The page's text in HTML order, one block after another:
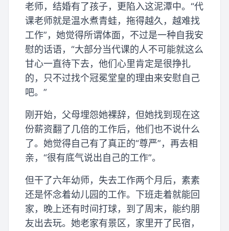
老师，结婚有了孩子，更陷入这泥潭中。“代
课老师就是温水煮青蛙，拖得越久，越难找
工作”，她觉得所谓体面，不过是一种自我安
慰的话语，“大部分当代课的人不可能就这么
甘心一直待下去，他们心里肯定是很挣扎
的，只不过找个冠冕堂皇的理由来安慰自己
吧。”
刚开始，父母埋怨她裸辞，但她找到现在这
份薪资翻了几倍的工作后，他们也不说什么
了。她觉得自己有了真正的“尊严”，再去相
亲，“很有底气说出自己的工作”。
但干了六年幼师，失去工作两个月后，素素
还是怀念着幼儿园的工作。下班走着就能回
家，晚上还有时间打球，到了周末，能约朋
友出去玩。她老家有景区，家里开了民宿，